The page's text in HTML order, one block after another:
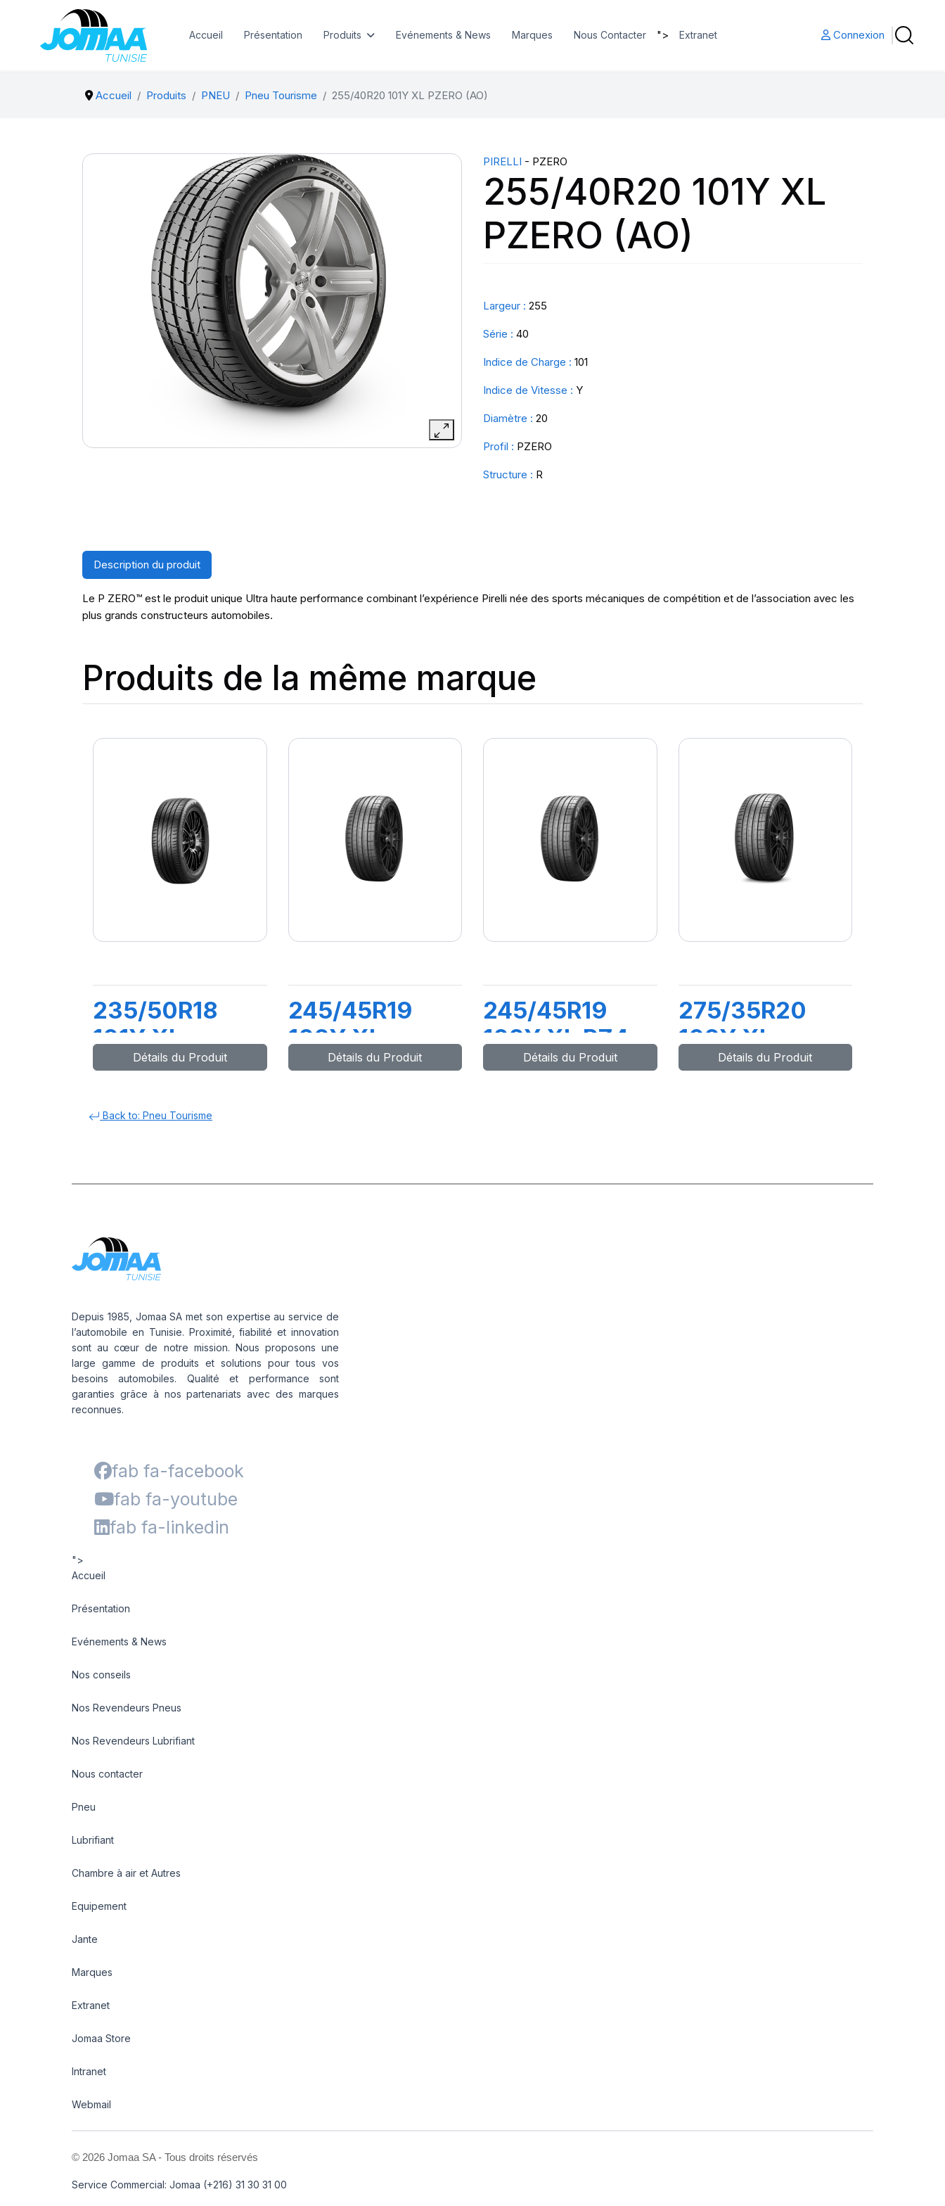
Accueil Présentation Produits Evénements & News Marques Nous Contacter "> Extranet Connexion
Accueil Produits PNEU Pneu Tourisme 255/40R20 101Y XL PZERO (AO)
PIRELLI - PZERO
255/40R20 101Y XL
PZERO (AO)
Largeur : 255
Série : 40
Indice de Charge : 101
Indice de Vitesse : Y
Diamètre : 20
Profil : PZERO
Structure : R
Description du produit
Le P ZERO™ est le produit unique Ultra haute performance combinant l’expérience Pirelli née des sports mécaniques de compétition et de l’association avec les
plus grands constructeurs automobiles.
Produits de la même marque
235/50R18
101Y XL
POWERGY 2
Détails du Produit
245/45R19
102Y XL
PZERO (AO)
Détails du Produit
245/45R19
102Y XL PZ4
PZERO (*)(M0)
Détails du Produit
275/35R20
102Y XL
PZERO (MO)
Détails du Produit
Back to: Pneu Tourisme
Depuis 1985, Jomaa SA met son expertise au service de
l’automobile en Tunisie. Proximité, fiabilité et innovation
sont au cœur de notre mission. Nous proposons une
large gamme de produits et solutions pour tous vos
besoins automobiles. Qualité et performance sont
garanties grâce à nos partenariats avec des marques
reconnues.
fab fa-facebook
fab fa-youtube
fab fa-linkedin
">
Accueil
Présentation
Evénements & News
Nos conseils
Nos Revendeurs Pneus
Nos Revendeurs Lubrifiant
Nous contacter
Pneu
Lubrifiant
Chambre à air et Autres
Equipement
Jante
Marques
Extranet
Jomaa Store
Intranet
Webmail
© 2026 Jomaa SA - Tous droits réservés
Service Commercial: Jomaa (+216) 31 30 31 00